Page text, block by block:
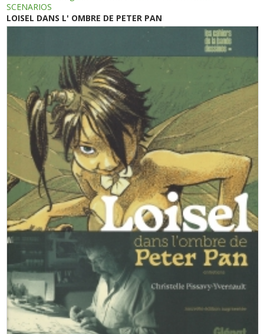
SCENARIOS
LOISEL DANS L' OMBRE DE PETER PAN